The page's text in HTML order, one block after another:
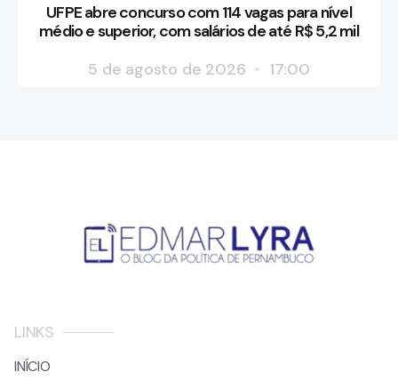
UFPE abre concurso com 114 vagas para nível
médio e superior, com salários de até R$ 5,2 mil
5 de agosto de 2026
17:00
LINKS
INÍCIO